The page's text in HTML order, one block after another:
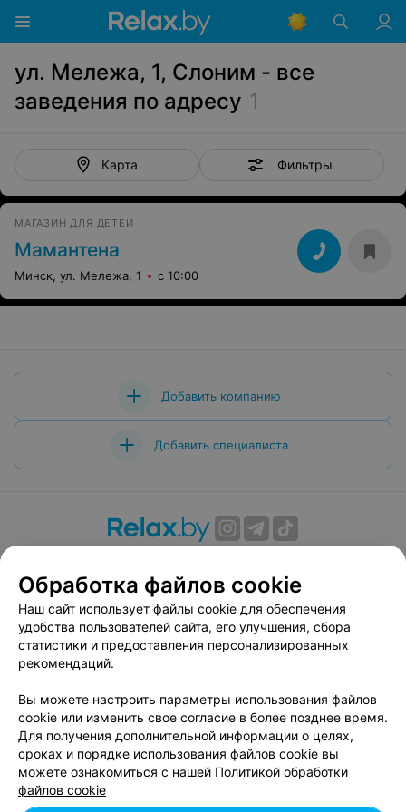
ул. Мележа, 1, Слоним - все
заведения по адресу 1
Карта Фильтры
МАГАЗИН ДЛЯ ДЕТЕЙ
Мамантена
Минск, ул. Мележа, 1 с 10:00
Добавить компанию
Добавить специалиста
Вакансии
Публичный договор
Способы оплаты
Публичный договор по использованию сервиса
«Афиша»
Пользовательское соглашение
Связаться по вопросам сотрудничества
Написать руководителю relax.by
Персональные настройки cookie
Обработка персональных данных
Обработка файлов cookie
Наш сайт использует файлы cookie для обеспечения
удобства пользователей сайта, его улучшения, сбора
статистики и предоставления персонализированных
рекомендаций.
Вы можете настроить параметры использования файлов
cookie или изменить свое согласие в более позднее время.
Для получения дополнительной информации о целях,
сроках и порядке использования файлов cookie вы
можете ознакомиться с нашей Политикой обработки
файлов cookie